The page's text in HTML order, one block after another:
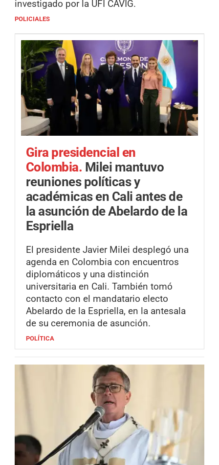
investigado por la UFI CAVIG.
POLICIALES
Gira presidencial en
Colombia. Milei mantuvo
reuniones políticas y
académicas en Cali antes de
la asunción de Abelardo de la
Espriella
El presidente Javier Milei desplegó una
agenda en Colombia con encuentros
diplomáticos y una distinción
universitaria en Cali. También tomó
contacto con el mandatario electo
Abelardo de la Espriella, en la antesala
de su ceremonia de asunción.
POLÍTICA